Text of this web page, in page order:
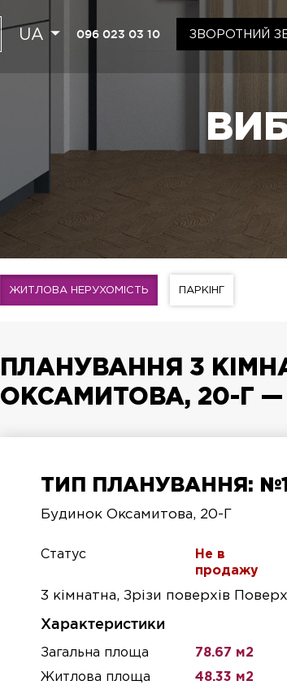
UA 096 023 03 10 ЗВОРОТНИЙ
ЖИТЛОВА НЕРУХОМІСТЬ ПАРКІНГ
ПЛАНУВАННЯ 3
ОКСАМИТОВА, 20-Г —
ТИП ПЛАНУВАННЯ: №1
Будинок Оксамитова, 20-Г
Статус
Не в
продажу
3 кімнатна, Зрізи поверхів Поверх
Характеристики
Загальна площа
78.67 м2
Житлова площа
48.33 м2
план
план поверху